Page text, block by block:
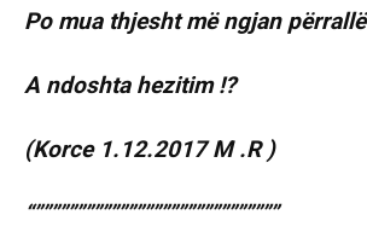
Po mua thjesht më ngjan përrallë
A ndoshta hezitim !?
(Korce 1.12.2017 M .R )
“”””””””””””””””””””””””””””””